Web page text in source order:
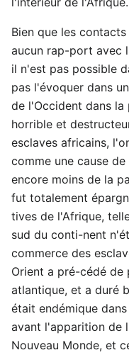
Bien que les
aucun rap-port avec
il n'est pas possible
pas l'évoquer dans
de l'Occident dans la
horrible et
esclaves africains,
comme une cause
encore moins de la
fut totalement
tives de l'Afrique,
sud du conti-nent
commerce des
Orient a pré-cédé de
atlantique, et a duré
était endémique
avant l'apparition de
Nouveau Monde, et